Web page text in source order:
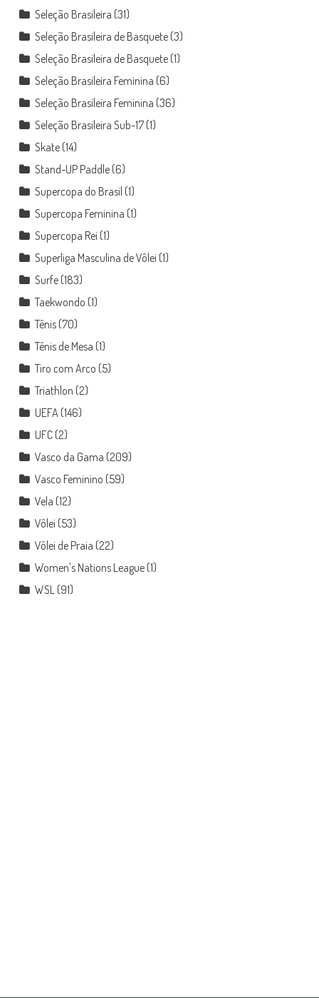
Seleção Brasileira (31)
Seleção Brasileira de Basquete(3)
Seleção Brasileira de Basquete(1)
Seleção Brasileira Feminina (6)
Seleção Brasileira Feminina (36)
Seleção Brasileira Sub-17(1)
Skate(14)
Stand-UP Paddle(6)
Supercopa do Brasil (1)
Supercopa Feminina (1)
Supercopa Rei (1)
Superliga Masculina de Vôlei (1)
Surfe(183)
Taekwondo (1)
Tênis(70)
Tênis de Mesa (1)
Tiro com Arco (5)
Triathlon (2)
UEFA (146)
UFC(2)
Vasco da Gama (209)
Vasco Feminino (59)
Vela (12)
Vôlei (53)
Vôlei de Praia (22)
Women's Nations League(1)
WSL (91)